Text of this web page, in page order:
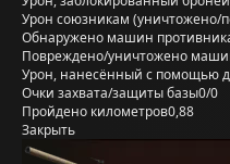
Урон союзникам (уничтожено/
Обнаружено машин
Повреждено/уничтожено
Урон, нанесённый с помощью
Очки захвата/защиты базы0/0
Пройдено километров0,88
Закрыть